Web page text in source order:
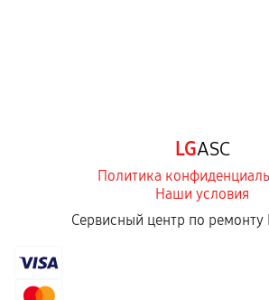
LGASC
Политика
Наши условия
Сервисный центр по ремонту